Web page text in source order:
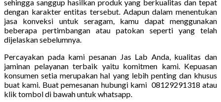
sehingga sanggup hasilkan produk yang berkualitas dan tepat
dengan karakter entitas tersebut. Adapun dalam menentukan
jasa konveksi untuk seragam, kamu dapat menggunakan
beberapa pertimbangan atau patokan seperti yang telah
dijelaskan sebelumnya.
Percayakan pada kami pesanan Jas Lab Anda, kualitas dan
jaminan pelayanan terbaik yaitu komitmen kami. Kepuasan
konsumen setia merupakan hal yang lebih penting dan khusus
buat kami. Buat pemesanan hubungi kami 08129291318 atau
klik tombol di bawah untuk whatsapp.